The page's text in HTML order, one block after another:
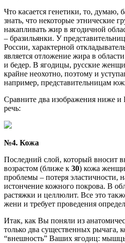
Что касается генетики, то, думаю,
знать, что некоторые этнические
накапливать жир в ягодичной
– бразильянки. У
России, характерной
является отложение жира в
и бедер. В ягодицы, русские
крайне неохотно, поэтому и
например, представительницам
Сравните два изображения ниже
речь:
№4. Кожа
Последний слой, который вносит
возрастом (ближе к 30) кожа
проблемы – потеря эластичности,
истончение кожного покрова. В
растяжки и целлюлит. Все это
жени и требует проведения
Итак, как Вы поняли из
только два существенных рычага,
“внешность” Ваших ягодиц: